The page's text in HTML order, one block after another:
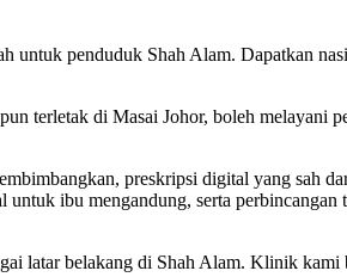
penduduk Shah Alam. Dapatkan
terletak di Masai Johor, boleh melayani
preskripsi digital yang sah
ibu mengandung, serta perbincangan
latar belakang di Shah Alam. Klinik kami